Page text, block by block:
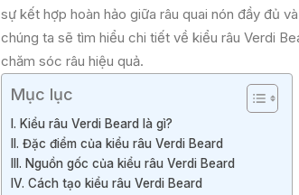
sự kết hợp hoàn hảo giữa râu quai nón đầy đủ
chúng ta sẽ tìm hiểu chi tiết về kiểu râu Verdi
chăm sóc râu hiệu quả.
Mục lục
I. Kiểu râu Verdi Beard là gì?
II. Đặc điểm của kiểu râu Verdi Beard
III. Nguồn gốc của kiểu râu Verdi Beard
IV. Cách tạo kiểu râu Verdi Beard